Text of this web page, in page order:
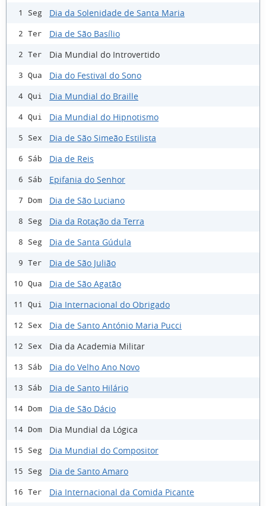
1 Seg Dia da Solenidade de Santa Maria
2 Ter Dia de São Basílio
2 Ter Dia Mundial do Introvertido
3 Qua Dia do Festival do Sono
4 Qui Dia Mundial do Braille
4 Qui Dia Mundial do Hipnotismo
5 Sex Dia de São Simeão Estilista
6 Sáb Dia de Reis
6 Sáb Epifania do Senhor
7 Dom Dia de São Luciano
8 Seg Dia da Rotação da Terra
8 Seg Dia de Santa Gúdula
9 Ter Dia de São Julião
10 Qua Dia de São Agatão
11 Qui Dia Internacional do Obrigado
12 Sex Dia de Santo António Maria Pucci
12 Sex Dia da Academia Militar
13 Sáb Dia do Velho Ano Novo
13 Sáb Dia de Santo Hilário
14 Dom Dia de São Dácio
14 Dom Dia Mundial da Lógica
15 Seg Dia Mundial do Compositor
15 Seg Dia de Santo Amaro
16 Ter Dia Internacional da Comida Picante